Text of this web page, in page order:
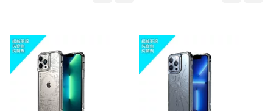
人力資源社會保障部教材辦公室(4
雷波(45)
碁峰(260) 海洋出版社(255)
天津大學出版社(247)